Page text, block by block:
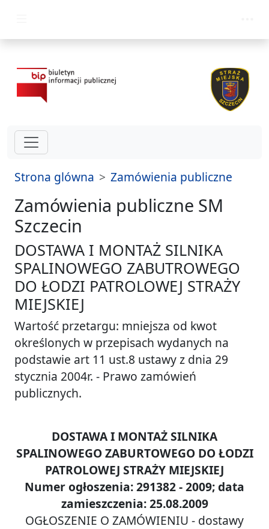
Strona glówna Zamówienia publiczne
Zamówienia publiczne SM
Szczecin
DOSTAWA I MONTAŻ SILNIKA
SPALINOWEGO ZABUTROWEGO
DO ŁODZI PATROLOWEJ STRAŻY
MIEJSKIEJ
Wartość przetargu: mniejsza od kwot
określonych w przepisach wydanych na
podstawie art 11 ust.8 ustawy z dnia 29
stycznia 2004r. - Prawo zamówień
publicznych.
DOSTAWA I MONTAŻ SILNIKA
SPALINOWEGO ZABURTOWEGO DO ŁODZI
PATROLOWEJ STRAŻY MIEJSKIEJ
Numer ogłoszenia: 291382 - 2009; data
zamieszczenia: 25.08.2009
OGŁOSZENIE O ZAMÓWIENIU - dostawy